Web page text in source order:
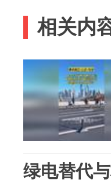
相关内
绿电替代